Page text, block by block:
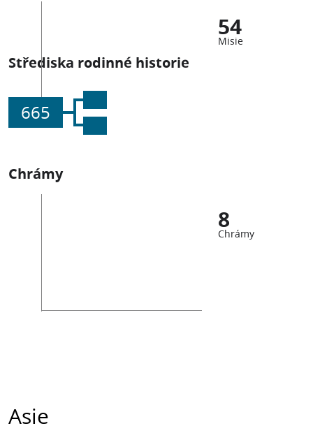
54
Misie
Střediska rodinné historie
665
Chrámy
8
Chrámy
Asie